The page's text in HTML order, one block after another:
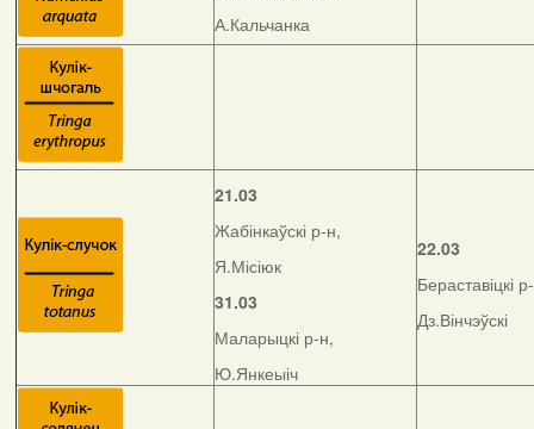
А.Кальчанка
21.03
Жабінкаўскі р-н,
Я.Місіюк
31.03
Маларыцкі р-н,
Ю.Янкеыіч
22.03
Бераставіцкі
Дз.Вінчэўскі